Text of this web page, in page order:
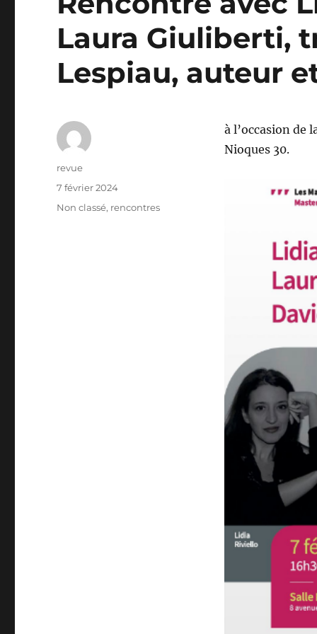
Laura Giuliberti,
Lespiau, auteur
à l’occasion de
Nioques 30.
Auteur
revue
Publié
7 février 2024
Catégories
Non classé, rencontres